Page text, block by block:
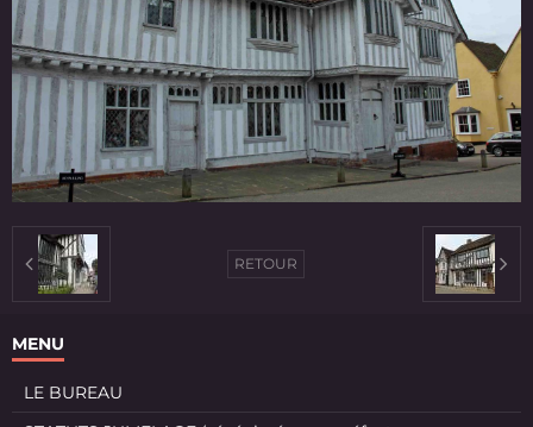
RETOUR
MENU
LE BUREAU